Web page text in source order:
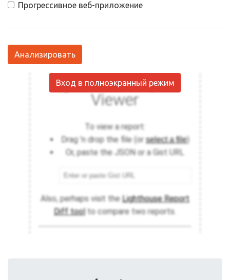
Прогрессивное веб-приложение
Анализировать
Вход в полноэкранный режим